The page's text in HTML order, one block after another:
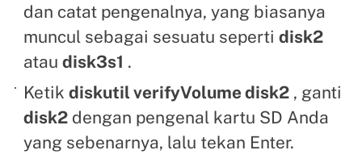
dan catat pengenalnya, yang biasanya
muncul sebagai sesuatu sepertidisk2
ataudisk3s1 .
Ketikdiskutil verifyVolume disk2 , ganti
disk2 dengan pengenal kartu SD Anda
yang sebenarnya, lalu tekan Enter.